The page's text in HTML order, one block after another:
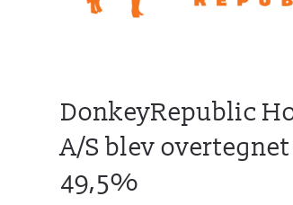
DonkeyRepublic
A/S blev
49,5%